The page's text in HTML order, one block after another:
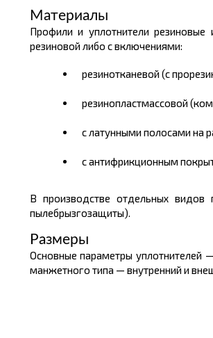
Материалы
Профили и уплотнители резиновые
резиновой либо с включениями:
резинотканевой (с
резинопластмассовой
с латунными полосами на
с антифрикционным
В производстве отдельных видов
пылебрызгозащиты).
Размеры
Основные параметры уплотнителей
манжетного типа — внутренний и